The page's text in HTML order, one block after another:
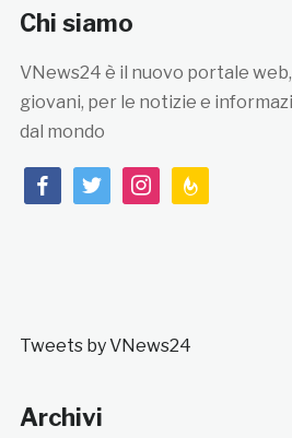
Chi siamo
VNews24 è il nuovo portale
giovani, per le notizie e
dal mondo
facebooktwitterinstagramfeedburner
Tweets by VNews24
Archivi